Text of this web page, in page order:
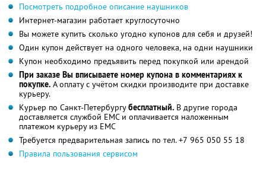
Посмотреть подробное описание наушников
Интернет-магазин работает круглосуточно
Вы можете купить сколько угодно купонов для себя и друзей!
Один купон действует на одного человека, на одни наушники
Купон необходимо предъявить перед покупкой или арендой
При заказе Вы вписываете номер купона в комментариях к
покупке. А оплату с учётом скидки производите при доставке
курьеру.
Курьер по Санкт-Петербургубесплатный. В другие города
доставляется службой ЕМС и оплачивается наложенным
платежом курьеру из ЕМС
Требуется предварительная запись по тел. +7 965 050 55 18
Правила пользования сервисом